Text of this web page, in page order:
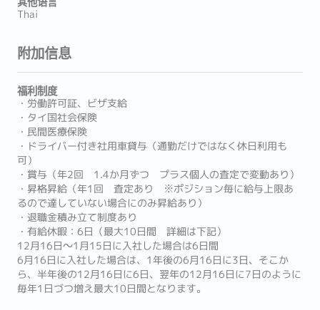
Thai
附加信息
福利制度
・労働許可証、ビザ支給
・タイ国社会保険
・民間医療保険
・ドライバー付き社用車貸与（通勤だけではなく休日利用も
可）
・賞与（年2回 1.4か月ずつ プラス個人の査定で変動あり）
・昇格昇給（年1回 査定あり ※ポジション毎に給与上限あ
るので達していない場合にのみ昇給あり）
・退職金積み立て制度あり
・有給休暇：6日（最大10日間 詳細は下記）
12月16日～1月15日に入社した場合は6日間
6月16日に入社した場合は、1年後の6月16日に3日、そこか
ら、半年後の12月16日に6日、翌年の12月16日に7日のように
毎年1日づつ増え最大10日間となります。